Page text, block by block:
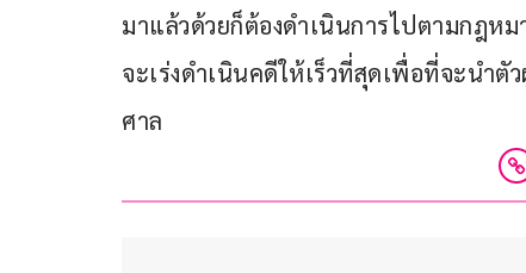
มาแล้วด้วยก็ต้องดำเนินการไปตามกฎห
จะเร่งดำเนินคดีให้เร็วที่สุดเพื่อที่จะนำ
ศาล